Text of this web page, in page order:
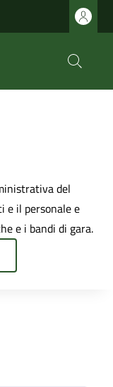
del
e il personale e
e i bandi di gara.